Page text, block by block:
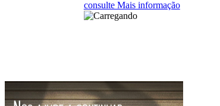
consulte Mais informação